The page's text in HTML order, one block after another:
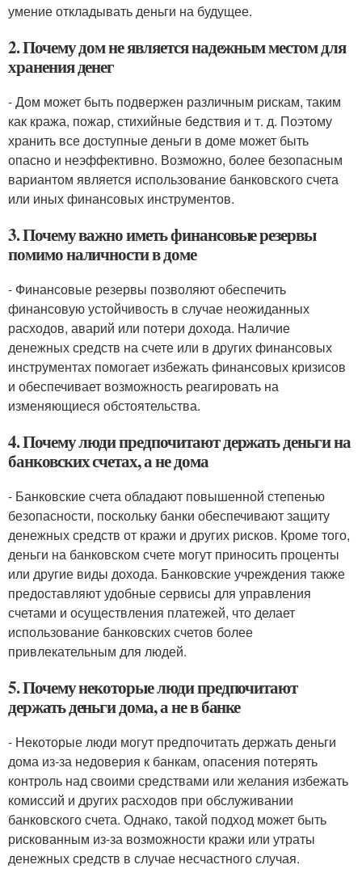
умение откладывать деньги на будущее.
2. Почему дом не является надежным местом для
хранения денег
- Дом может быть подвержен различным рискам, таким
как кража, пожар, стихийные бедствия и т. д. Поэтому
хранить все доступные деньги в доме может быть
опасно и неэффективно. Возможно, более безопасным
вариантом является использование банковского счета
или иных финансовых инструментов.
3. Почему важно иметь финансовые резервы
помимо наличности в доме
- Финансовые резервы позволяют обеспечить
финансовую устойчивость в случае неожиданных
расходов, аварий или потери дохода. Наличие
денежных средств на счете или в других финансовых
инструментах помогает избежать финансовых кризисов
и обеспечивает возможность реагировать на
изменяющиеся обстоятельства.
4. Почему люди предпочитают держать деньги на
банковских счетах, а не дома
- Банковские счета обладают повышенной степенью
безопасности, поскольку банки обеспечивают защиту
денежных средств от кражи и других рисков. Кроме того,
деньги на банковском счете могут приносить проценты
или другие виды дохода. Банковские учреждения также
предоставляют удобные сервисы для управления
счетами и осуществления платежей, что делает
использование банковских счетов более
привлекательным для людей.
5. Почему некоторые люди предпочитают
держать деньги дома, а не в банке
- Некоторые люди могут предпочитать держать деньги
дома из-за недоверия к банкам, опасения потерять
контроль над своими средствами или желания избежать
комиссий и других расходов при обслуживании
банковского счета. Однако, такой подход может быть
рискованным из-за возможности кражи или утраты
денежных средств в случае несчастного случая.